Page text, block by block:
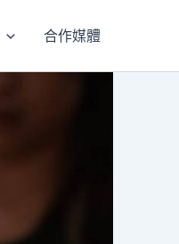
合作媒體